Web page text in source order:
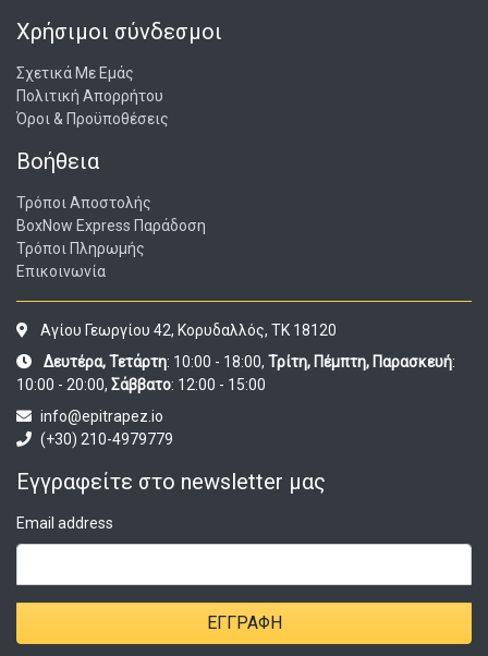
Χρήσιμοι σύνδεσμοι
Σχετικά Με Εμάς
Πολιτική Απορρήτου
Όροι & Προϋποθέσεις
Βοήθεια
Τρόποι Αποστολής
BoxNow Express Παράδοση
Τρόποι Πληρωμής
Επικοινωνία
Αγίου Γεωργίου 42, Κορυδαλλός, ΤΚ 18120
Δευτέρα, Τετάρτη: 10:00 - 18:00, Τρίτη, Πέμπτη, Παρασκευή:
10:00 - 20:00, Σάββατο: 12:00 - 15:00
info@epitrapez.io
(+30) 210-4979779
Εγγραφείτε στο newsletter μας
Email address
ΕΓΓΡΑΦΉ